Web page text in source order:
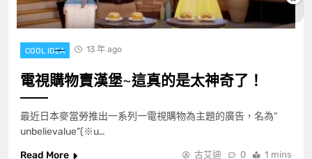
COOL IDEA 13 年 ago
電視購物賣漢堡~這真的是太神奇了！
最近日本麥當勞推出一系列一電視購物為主題的廣告，名為”
unbelievalue”(※u…
Read More
古艾迪 0 1 mins